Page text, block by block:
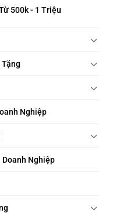
500k - 1 Triệu
Nghiệp
Nghiệp